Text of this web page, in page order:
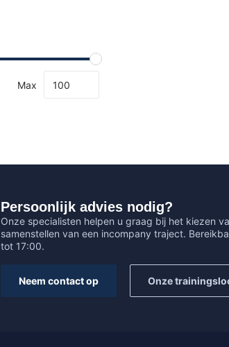
Max
Persoonlijk advies nodig?
Onze specialisten helpen u graag bij het kiezen
samenstellen van een incompany traject.
tot 17:00.
Neem contact op Onze